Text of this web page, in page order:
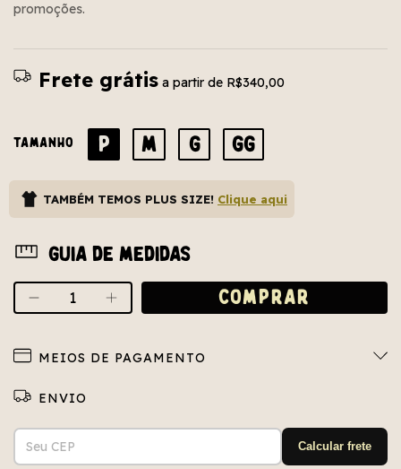
promoções.
Frete grátis a partir de R$340,00
TAMANHO P M G GG
TAMBÉM TEMOS PLUS SIZE! Clique aqui
Guia de medidas
MEIOS DE PAGAMENTO
Entregas para o CEP:
ALTERAR CEP
Calcular frete